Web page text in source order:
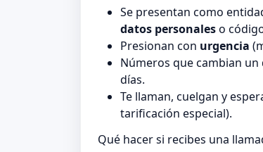
Se presentan como
datos personaleso
Presionan con urgencia
Números que cambian
días.
Te llaman, cuelgan y
tarificación especial).
Qué hacer si recibes una